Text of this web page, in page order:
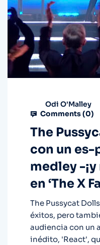
Odi O'Malley
Comments (0)
The
con un
medley -
en ‘The X
The Pussycat
éxitos, pero
audiencia con un
inédito, 'React',